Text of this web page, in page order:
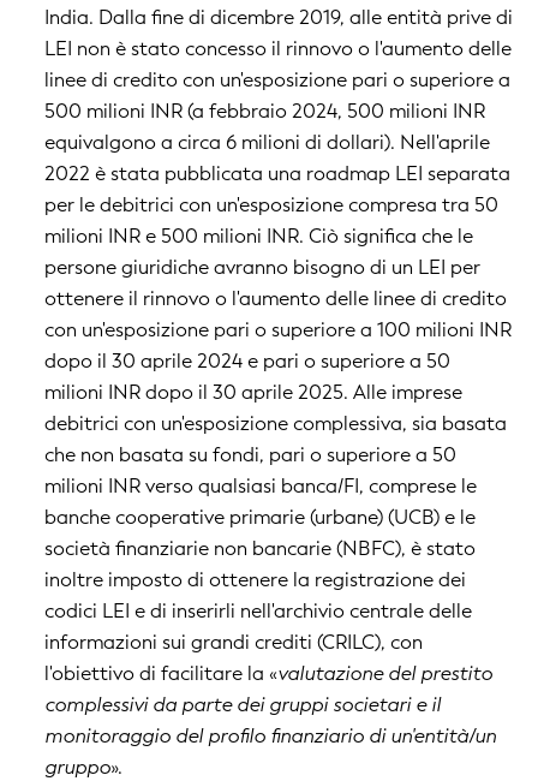
India. Dalla fine di dicembre 2019, alle entità prive di
LEI non è stato concesso il rinnovo o l'aumento delle
linee di credito con un'esposizione pari o superiore a
500 milioni INR (a febbraio 2024, 500 milioni INR
equivalgono a circa 6 milioni di dollari). Nell'aprile
2022 è stata pubblicata una roadmap LEI separata
per le debitrici con un'esposizione compresa tra 50
milioni INR e 500 milioni INR. Ciò significa che le
persone giuridiche avranno bisogno di un LEI per
ottenere il rinnovo o l'aumento delle linee di credito
con un'esposizione pari o superiore a 100 milioni INR
dopo il 30 aprile 2024 e pari o superiore a 50
milioni INR dopo il 30 aprile 2025. Alle imprese
debitrici con un'esposizione complessiva, sia basata
che non basata su fondi, pari o superiore a 50
milioni INR verso qualsiasi banca/FI, comprese le
banche cooperative primarie (urbane) (UCB) e le
società finanziarie non bancarie (NBFC), è stato
inoltre imposto di ottenere la registrazione dei
codici LEI e di inserirli nell'archivio centrale delle
informazioni sui grandi crediti (CRILC), con
l'obiettivo di facilitare la «valutazione del prestito
complessivi da parte dei gruppi societari e il
monitoraggio del profilo finanziario di un'entità/un
gruppo».